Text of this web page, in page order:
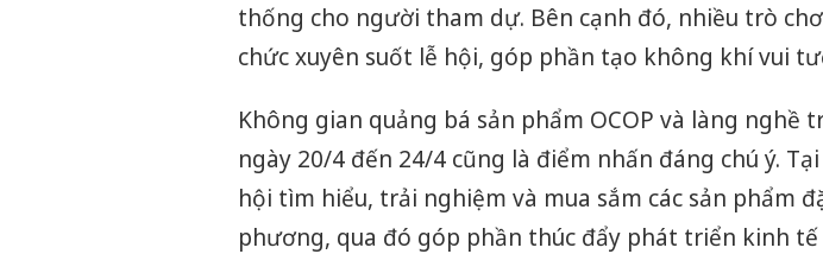
thống cho người tham dự. Bên cạnh đó, nhiều trò
chức xuyên suốt lễ hội, góp phần tạo không khí vui
Không gian quảng bá sản phẩm OCOP và làng
ngày 20/4 đến 24/4 cũng là điểm nhấn đáng chú ý.
hội tìm hiểu, trải nghiệm và mua sắm các sản phẩm
phương, qua đó góp phần thúc đẩy phát triển kinh